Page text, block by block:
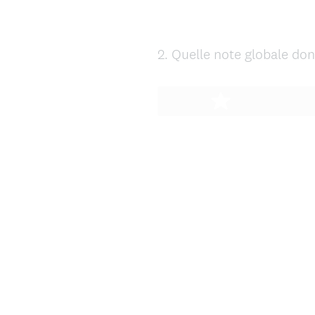
Question
2. Quelle note globale